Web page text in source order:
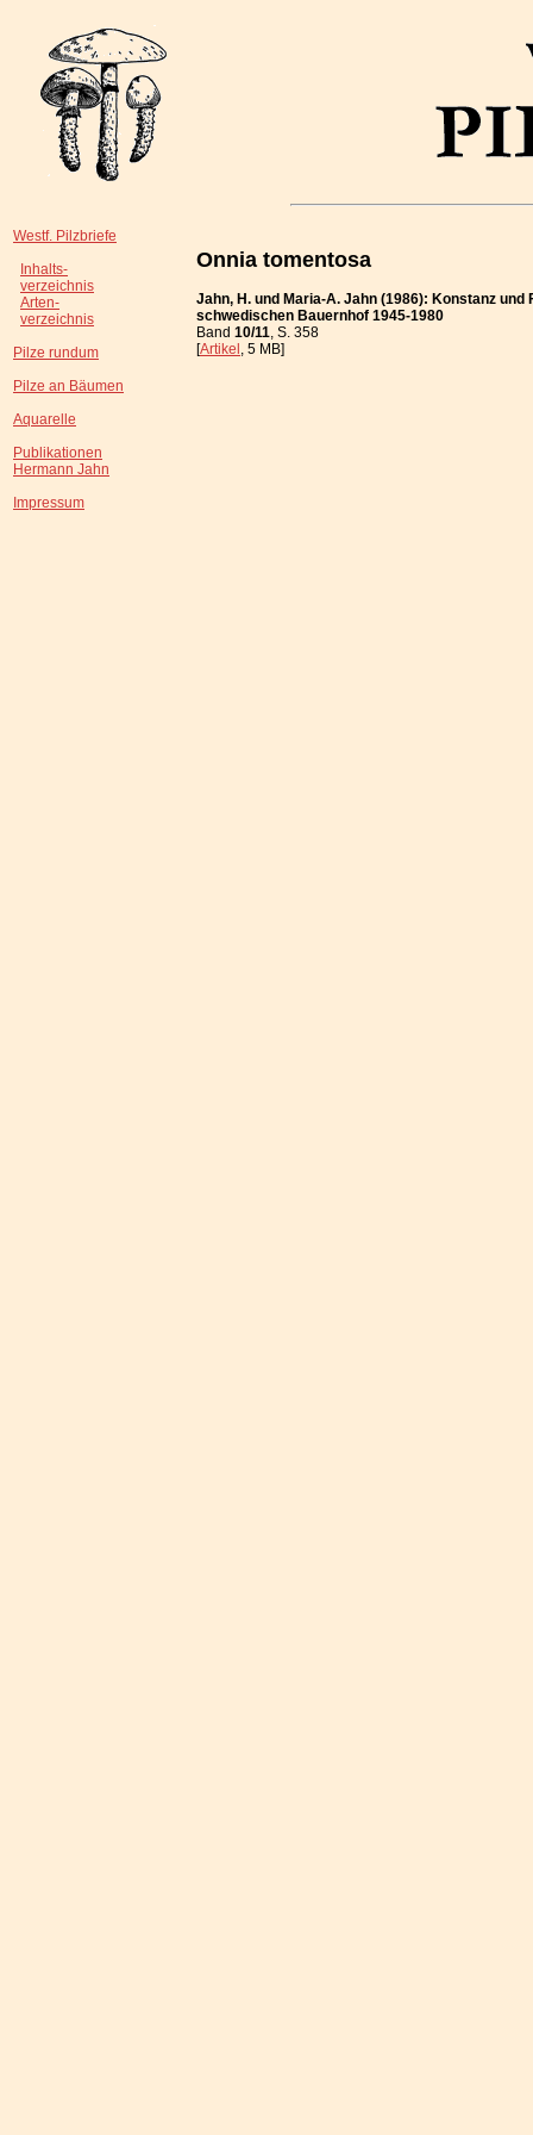
Westf. Pilzbriefe
Inhalts-
verzeichnis
Arten-
verzeichnis
Pilze rundum
Pilze an Bäumen
Aquarelle
Publikationen
Hermann Jahn
Impressum
Onnia tomentosa
Jahn, H. und Maria-A. Jahn (1986): Konstanz
schwedischen Bauernhof 1945-1980
Band 10/11, S. 358
[Artikel, 5 MB]